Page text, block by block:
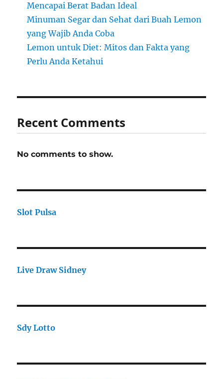
Mencapai Berat Badan Ideal
Minuman Segar dan Sehat dari Buah Lemon
yang Wajib Anda Coba
Lemon untuk Diet: Mitos dan Fakta yang
Perlu Anda Ketahui
Recent Comments
No comments to show.
Slot Pulsa
Live Draw Sidney
Sdy Lotto